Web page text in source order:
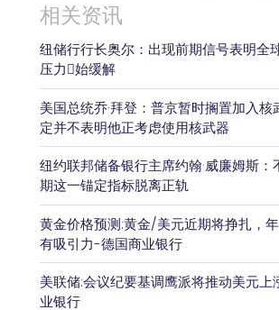
相关资讯
纽储行行长奥尔：出现前期信号表明全
压力𫔭始缓解
美国总统乔·拜登：普京暂时搁置加入
定并不表明他正考虑使用核武器
纽约联邦储备银行主席约翰·威廉姆斯：
期这一锚定指标脱离正轨
黄金价格预测:黄金/美元近期将挣扎，
有吸引力-德国商业银行
美联储:会议纪要基调鹰派将推动美元
业银行